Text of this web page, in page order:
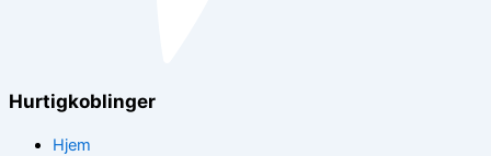
Hurtigkoblinger
Hjem